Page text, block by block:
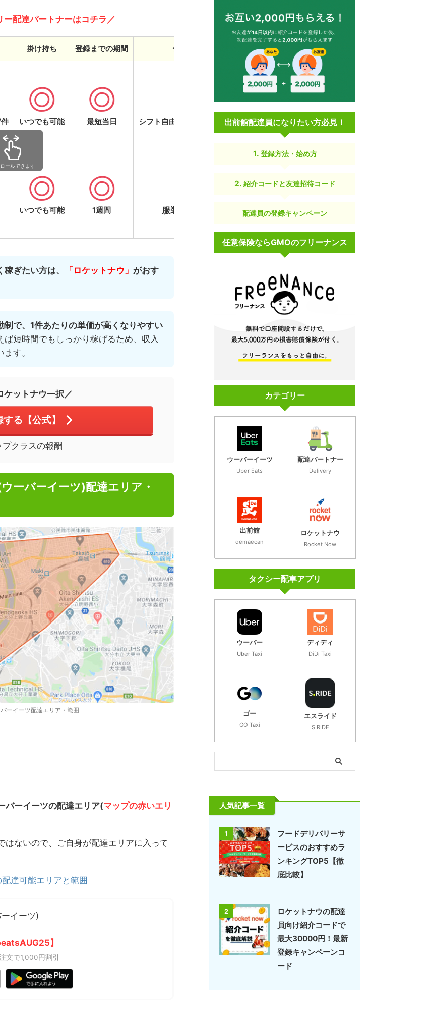
ー配達パートナーはコチラ／
掛け持ち 登録までの期間 働きやすさ
いつでも可能 最短当日 シフト自由・現金なし・週払い
初回2,000円＋紹介コード等で上乗せ（最大2万〜
「紹介コード
いつでも可能 1週間 服装の規定あり
ぎたい方は、 「ロケットナウ」 がおす
制で、1件あたりの単価が高くなりやすい
ば短時間でもしっかり稼げるため、収入
す。
ケットナウ一択／
る【公式】
クラスの報酬
ーバーイーツ)配達エリア・
ーイーツ配達エリア・範囲
バーイーツの配達エリア(マップの赤いエリ
ないので、ご自身が配達エリアに入って
達可能エリアと範囲
イーツ)
】
文で1,000円割引
出前館配達員になりたい方必見！
登録方法・始め方
紹介コードと友達招待コード
配達員の登録キャンペーン
任意保険ならGMOのフリーナンス
カテゴリー
ウーバーイーツ
Uber Eats
配達パートナー
Delivery
出前館
demaecan
ロケットナウ
Rocket Now
タクシー配車アプリ
ウーバー
Uber Taxi
ディディ
DiDi Taxi
ゴー
GO Taxi
エスライド
S.RIDE
人気記事一覧
1
フードデリバリーサ
ービスのおすすめラ
ンキングTOP5【徹
底比較】
2
ロケットナウの配達
員向け紹介コードで
最大30000円！最新
登録キャンペーンコ
ード